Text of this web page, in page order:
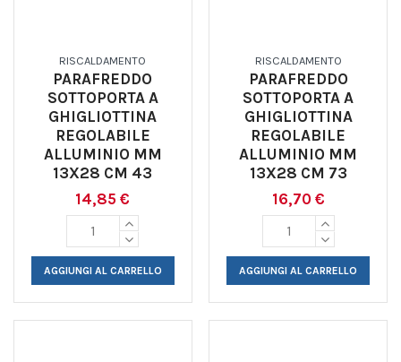
RISCALDAMENTO
PARAFREDDO
SOTTOPORTA A
GHIGLIOTTINA
REGOLABILE
ALLUMINIO MM
13X28 CM 43
14,85 €
AGGIUNGI AL CARRELLO
RISCALDAMENTO
PARAFREDDO
SOTTOPORTA A
GHIGLIOTTINA
REGOLABILE
ALLUMINIO MM
13X28 CM 73
16,70 €
AGGIUNGI AL CARRELLO